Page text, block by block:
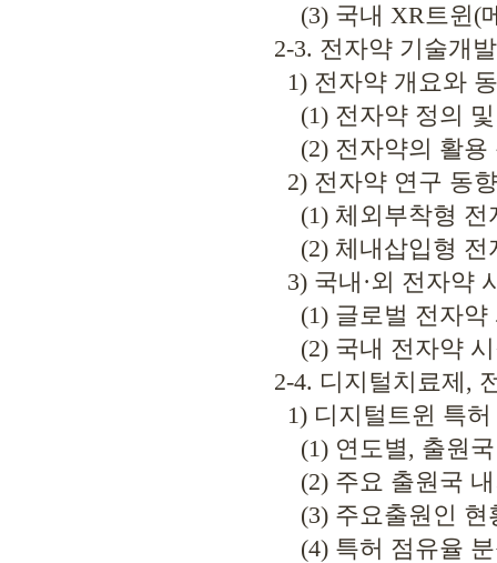
(3) 국내 XR트윈(
2-3. 전자약 기술개
1) 전자약 개요와
(1) 전자약 정의 및
(2) 전자약의 활용
2) 전자약 연구 동향
(1) 체외부착형 전
(2) 체내삽입형 전
3) 국내·외 전자약
(1) 글로벌 전자약
(2) 국내 전자약 시
2-4. 디지털치료제,
1) 디지털트윈 특허
(1) 연도별, 출원국
(2) 주요 출원국 내
(3) 주요출원인 현
(4) 특허 점유율